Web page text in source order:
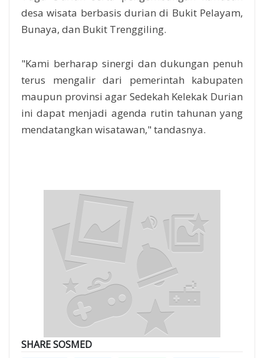
desa wisata berbasis durian di Bukit Pelayam,
Bunaya, dan Bukit Trenggiling.
"Kami berharap sinergi dan dukungan penuh
terus mengalir dari pemerintah kabupaten
maupun provinsi agar Sedekah Kelekak Durian
ini dapat menjadi agenda rutin tahunan yang
mendatangkan wisatawan," tandasnya.
SHARE SOSMED